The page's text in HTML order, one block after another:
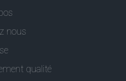
nous
qualité